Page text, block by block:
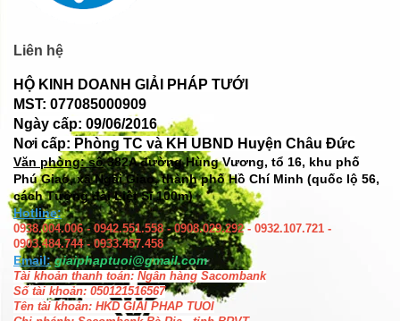
Liên hệ
HỘ KINH DOANH GIẢI PHÁP TƯỚI
MST: 077085000909
Ngày cấp: 09/06/2016
Nơi cấp: Phòng TC và KH UBND Huyện Châu Đức
Văn phòng: số382A đường Hùng Vương, tổ 16, khu phố
Phú Giao, xã Ngãi Giao, thành phố Hồ Chí Minh (quốc lộ 56,
cách Tượng đài Liệt Sĩ 100m)
Hotline:
0938.004.006 - 0942.551.558 - 0908.029.292 - 0932.107.721 -
0903.484.744 - 0933.457.458
Email: giaiphaptuoi@gmail.com
Tài khoản thanh toán: Ngân hàng Sacombank
Số tài khoản: 050121516567
Tên tài khoản: HKD GIAI PHAP TUOI